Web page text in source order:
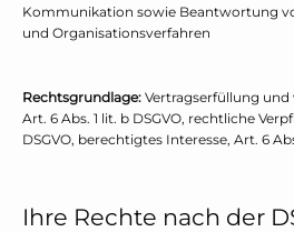
Kommunikation sowie Beantwortung
und Organisationsverfahren
Rechtsgrundlage: Vertragserfüllung
Art. 6 Abs. 1 lit. b DSGVO, rechtliche
DSGVO, berechtigtes Interesse, Art. 6
Ihre Rechte nach der